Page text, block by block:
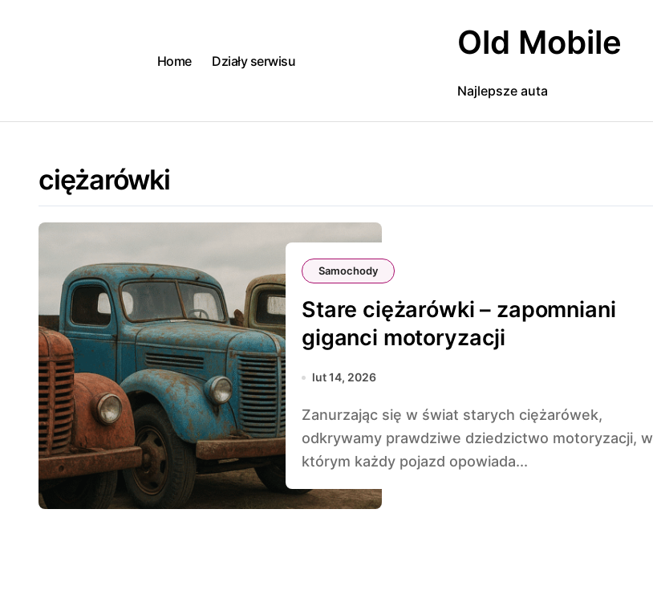
Home
Działy serwisu Old Mobile
Najlepsze auta
ciężarówki
Samochody
Stare ciężarówki – zapomniani
giganci motoryzacji
lut 14, 2026
Zanurzając się w świat starych ciężarówek,
odkrywamy prawdziwe dziedzictwo motoryzacji, w
którym każdy pojazd opowiada...